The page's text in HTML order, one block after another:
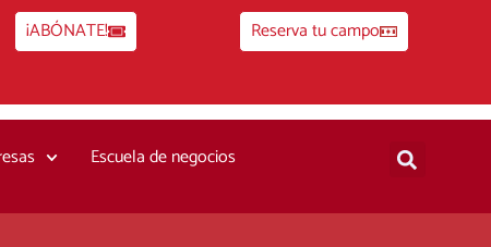
¡ABÓNATE! Reserva tu campo
Escuela de negocios